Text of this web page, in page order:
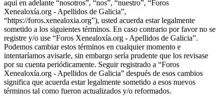
aquí en adelante “nosotros”, “nos”, “nuestro”, “Foros
Xenealoxía.org - Apellidos de Galicia”,
“https://foros.xenealoxia.org”), usted acuerda estar legalmente
sometido a los siguientes términos. En caso contrario por favor no se
registre y/o use “Foros Xenealoxía.org - Apellidos de Galicia”.
Podemos cambiar estos términos en cualquier momento e
intentaríamos avisarle, sin embargo sería prudente que los revisase
por su cuenta periódicamente. Seguir registrado a “Foros
Xenealoxía.org - Apellidos de Galicia” después de esos cambios
significa que acuerda estar legalmente sometido a esos nuevos
términos tal como fueron actualizados y/o reformados.